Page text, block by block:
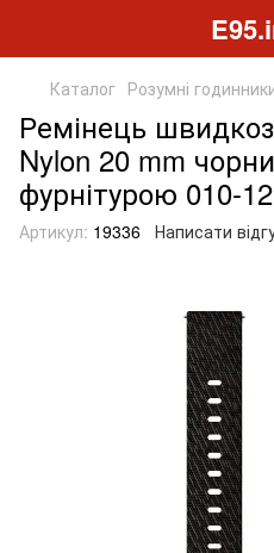
Каталог Розумні
Ремінець
Nylon 20 mm
фурнітурою 010-
Артикул: 19336 Написати